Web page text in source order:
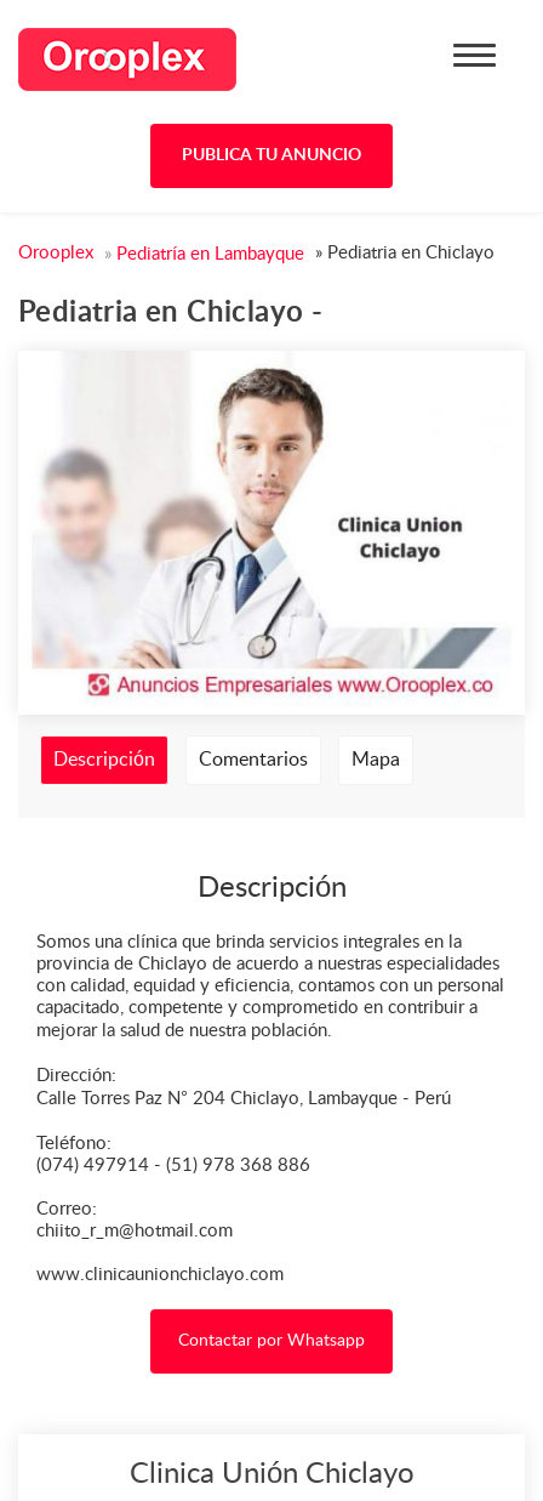
PUBLICA TU ANUNCIO
Orooplex » Pediatría en Lambayque » Pediatria en Chiclayo
Pediatria en Chiclayo -
Descripción Comentarios Mapa
Descripción
Somos una clínica que brinda servicios integrales en la
provincia de Chiclayo de acuerdo a nuestras especialidades
con calidad, equidad y eficiencia, contamos con un personal
capacitado, competente y comprometido en contribuir a
mejorar la salud de nuestra población.
Dirección:
Calle Torres Paz N° 204 Chiclayo, Lambayque - Perú
Teléfono:
(074) 497914 - (51) 978 368 886
Correo:
chiito_r_m@hotmail.com
www.clinicaunionchiclayo.com
Contactar por Whatsapp
Clinica Unión Chiclayo